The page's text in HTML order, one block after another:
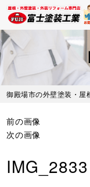
Skip
to
main
content
御殿場市の外壁塗装・屋
前の画像
次の画像
IMG_2833